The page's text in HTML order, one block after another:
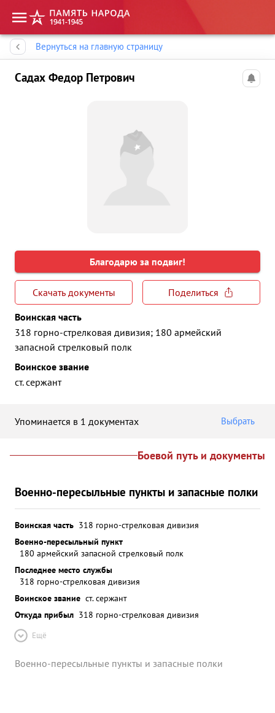
Вернуться на главную страницу
Садах Федор Петрович
Благодарю за подвиг!
Скачать документы
Поделиться
Воинская часть
318 горно-стрелковая дивизия; 180 армейский
запасной стрелковый полк
Воинское звание
ст. сержант
Упоминается в 1 документах Выбрать
Боевой путь и документы
Военно-пересыльные пункты и запасные полки
Воинская часть 318 горно-стрелковая дивизия
Военно-пересыльный пункт
180 армейский запасной стрелковый полк
Последнее место службы
318 горно-стрелковая дивизия
Воинское звание ст. сержант
Откуда прибыл 318 горно-стрелковая дивизия
Ещё
Военно-пересыльные пункты и запасные полки
Память народа